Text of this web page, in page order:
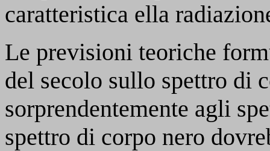
caratteristica ella
Le previsioni teoriche
del secolo sullo spettro di
sorprendentemente agli
spettro di corpo nero